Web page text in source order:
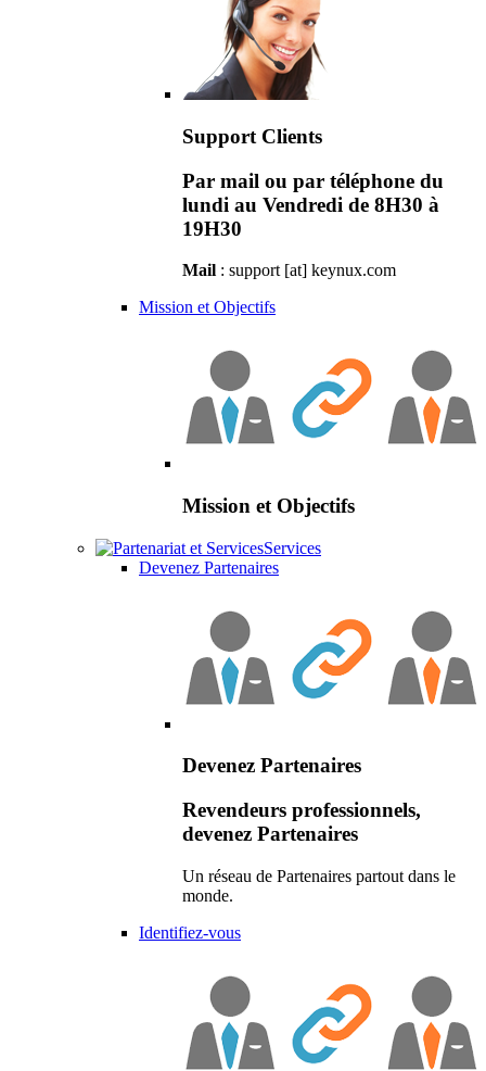
Support Clients
Par mail ou par téléphone du
lundi au Vendredi de 8H30 à
19H30
Mail : support [at] keynux.com
Mission et Objectifs
Mission et Objectifs
Services
Devenez Partenaires
Devenez Partenaires
Revendeurs professionnels,
devenez Partenaires
Un réseau de Partenaires partout dans le
monde.
Identifiez-vous